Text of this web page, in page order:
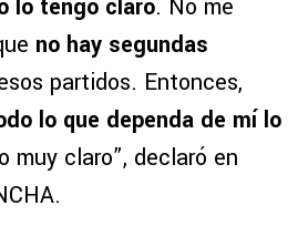
lo tengo claro. No me
no hay segundas
partidos. Entonces,
lo que dependa de mí lo
muy claro”, declaró en